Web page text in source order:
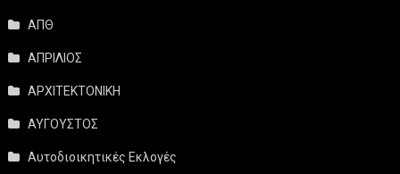
ΑΠΘ
ΑΠΡΙΛΙΟΣ
ΑΡΧΙΤΕΚΤΟΝΙΚΗ
ΑΥΓΟΥΣΤΟΣ
Αυτοδιοικητικές Εκλογές